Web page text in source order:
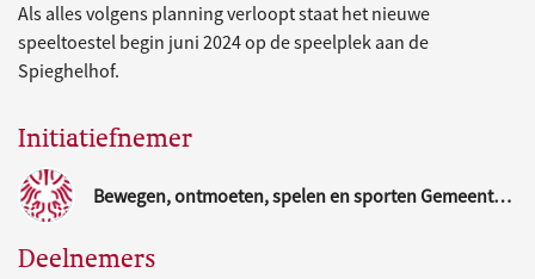
Als alles volgens planning verloopt staat het nieuwe
speeltoestel begin juni 2024 op de speelplek aan de
Spieghelhof.
Initiatiefnemer
Bewegen, ontmoeten, spelen en sporten Gemeente Nijmegen
Deelnemers